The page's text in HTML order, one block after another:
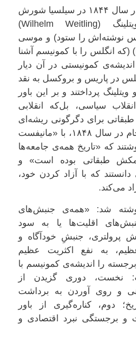
در آلمان، بافندگان در سال ۱۸۴۴ در سیلسیا شورش
(Wilhelm Weitling)
نوشته‌اش را ستود) و موسی
انگلس را با کمونیسم آشنا
کمونیستی در آن دیار
در پاریس و بروکسل به نقد
پرداختند و بر این باور
سیاسی، بل‌که انقلابی
برای دگرگونی ریشه‌ای
ناگزیر است. سرانجام در سال ۱۸۴۸، با «مانیفست
که «تاریخ همه‌ی جامعه‌ها
طبقاتی بوده است» و
که با آزاد کردن خود،
.
شد: «همه‌ی جنبش‌های
اقلیت‌ها یا به سود
پرولتری، جنبشِ خودآگاه و
به نفع اکثریت عظیم
را اندیشه‌ی کمونیسم با
دوری گزیدن از
و روی آوردن به برداشت
دوم، کناره‌گیری از باور
نبرد اقتصادی و